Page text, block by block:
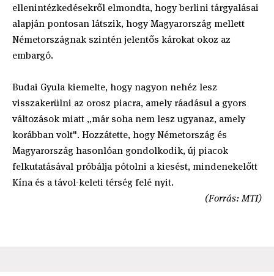
ellenintézkedésekről elmondta, hogy berlini tárgyalásai
alapján pontosan látszik, hogy Magyarország mellett
Németországnak szintén jelentős károkat okoz az
embargó.
Budai Gyula kiemelte, hogy nagyon nehéz lesz
visszakerülni az orosz piacra, amely ráadásul a gyors
változások miatt „már soha nem lesz ugyanaz, amely
korábban volt". Hozzátette, hogy Németország és
Magyarország hasonlóan gondolkodik, új piacok
felkutatásával próbálja pótolni a kiesést, mindenekelőtt
Kína és a távol-keleti térség felé nyit.
(Forrás: MTI)